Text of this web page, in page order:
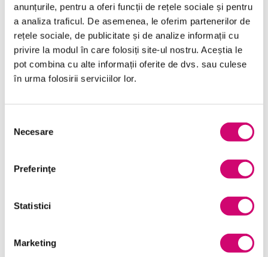
anunțurile, pentru a oferi funcții de rețele sociale și pentru
a analiza traficul. De asemenea, le oferim partenerilor de
rețele sociale, de publicitate și de analize informații cu
privire la modul în care folosiți site-ul nostru. Aceștia le
pot combina cu alte informații oferite de dvs. sau culese
în urma folosirii serviciilor lor.
consimțământului
Necesare
Preferinţe
Statistici
Marketing
Categorii de Cursuri
Comunicare
Dezvoltare personală și profesională
Finanțe
Marketing
Resurse Umane